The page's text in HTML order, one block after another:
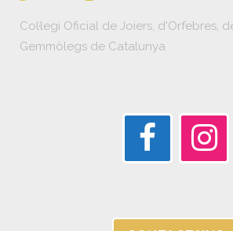
Col·legi Oficial de Joiers, d'Orfebres,
Gemmòlegs de Catalunya